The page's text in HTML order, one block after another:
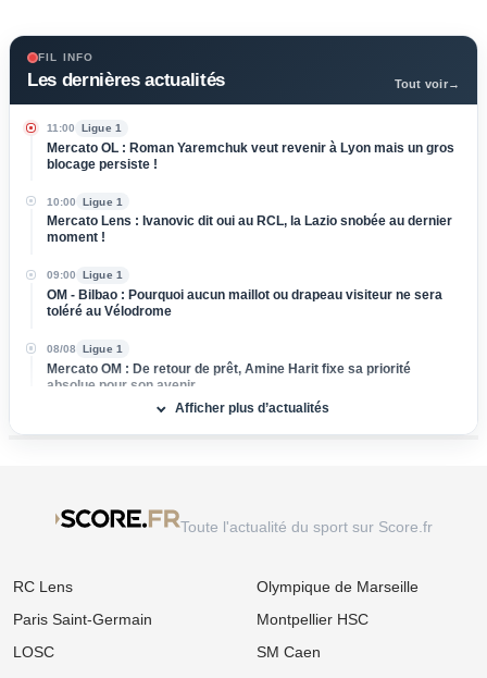
FIL INFO
Les dernières actualités Tout voir→
11:00 Ligue 1
Mercato OL : Roman Yaremchuk veut revenir à Lyon mais un gros
blocage persiste !
10:00 Ligue 1
Mercato Lens : Ivanovic dit oui au RCL, la Lazio snobée au dernier
moment !
09:00 Ligue 1
OM - Bilbao : Pourquoi aucun maillot ou drapeau visiteur ne sera
toléré au Vélodrome
08/08 Ligue 1
Mercato OM : De retour de prêt, Amine Harit fixe sa priorité
absolue pour son avenir
OM : « Pas l'idéal », le message très cash de Bruno Genesio aux
supporters marseillais !
OM : Medhi Benatia vide son sac et dénonce un gouffre financier
Mercato ASSE : Un club de Serie A s'attaque à Lucas Stassin,
Afficher plus d’actualités
Toute l'actualité du sport sur Score.fr
RC Lens
Paris Saint-Germain
LOSC
Olympique de Marseille
Montpellier HSC
SM Caen